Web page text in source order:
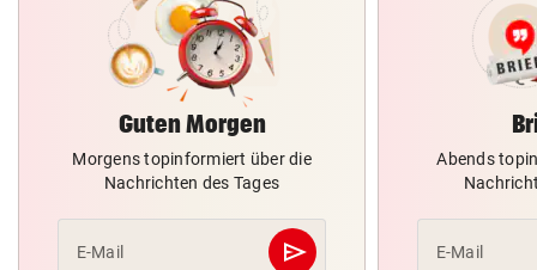
Guten Morgen
Morgens topinformiert über die
Nachrichten des Tages
E-Mail send
Abschicken
Abends
E-Mail